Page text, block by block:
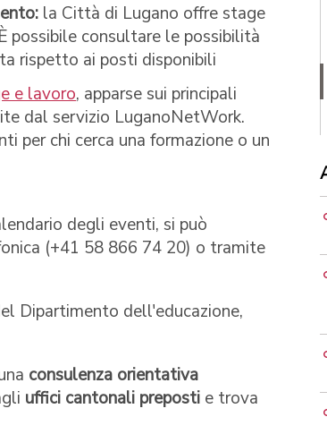
la Città di Lugano offre stage
possibile consultare le possibilità
rispetto ai posti disponibili
e lavoro, apparse sui principali
dal servizio LuganoNetWork.
per chi cerca una formazione o un
degli eventi, si può
(+41 58 866 74 20) o tramite
Dipartimento dell'educazione,
consulenza orientativa
uffici cantonali preposti e trova